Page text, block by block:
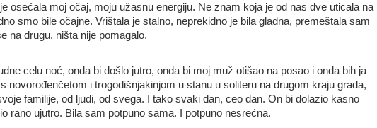
osećala moj očaj, moju užasnu energiju. Ne znam koja je od nas dve uticala na
smo bile očajne. Vrištala je stalno, neprekidno je bila gladna, premeštala sam
na drugu, ništa nije pomagalo.
celu noć, onda bi došlo jutro, onda bi moj muž otišao na posao i onda bih ja
novorođenčetom i trogodišnjakinjom u stanu u soliteru na drugom kraju grada,
familije, od ljudi, od svega. I tako svaki dan, ceo dan. On bi dolazio kasno
rano ujutro. Bila sam potpuno sama. I potpuno nesrećna.